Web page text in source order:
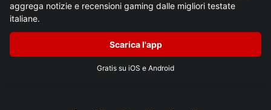
aggrega notizie e recensioni gaming dalle migliori testate
italiane.
Scarica l'app
Gratis su iOS e Android